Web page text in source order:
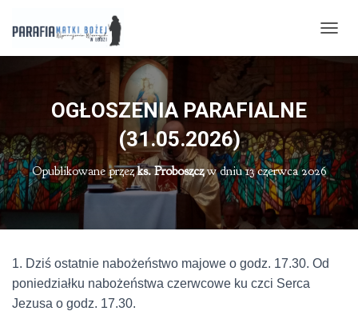
R
C
Z
N
A
W
I
OGŁOSZENIA PARAFIALNE
(31.05.2026)
Opublikowane przezks. Proboszczw dniu13 czerwca 2026
1. Dziś ostatnie nabożeństwo majowe o godz. 17.30. Od
poniedziałku nabożeństwa czerwcowe ku czci Serca
Jezusa o godz. 17.30.